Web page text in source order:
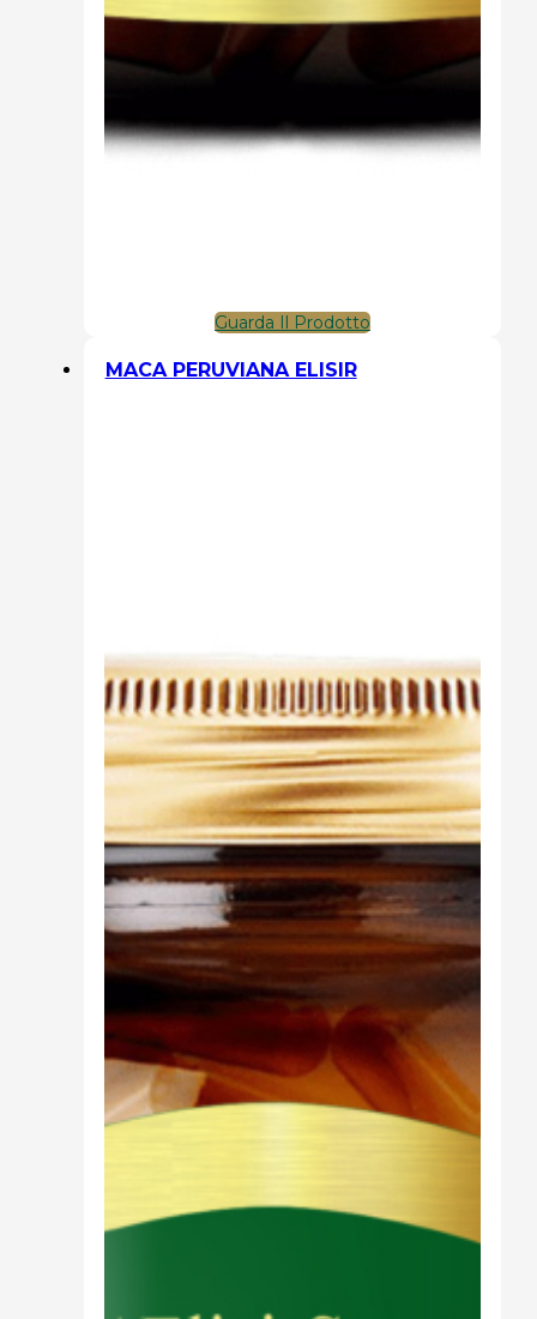
Guarda Il Prodotto
MACA PERUVIANA ELISIR